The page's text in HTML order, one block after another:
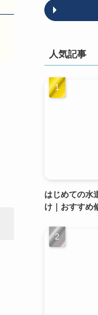
人気記事
はじめての水
け｜おすすめ